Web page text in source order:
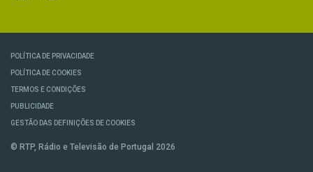
POLÍTICA DE PRIVACIDADE
POLÍTICA DE COOKIES
TERMOS E CONDIÇÕES
PUBLICIDADE
GESTÃO DAS DEFINIÇÕES DE COOKIES
© RTP, Rádio e Televisão de Portugal 2026